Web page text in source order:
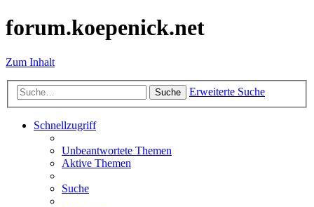
forum.koepenick.net
Zum Inhalt
Suche Erweiterte Suche
Schnellzugriff
Unbeantwortete Themen
Aktive Themen
Suche